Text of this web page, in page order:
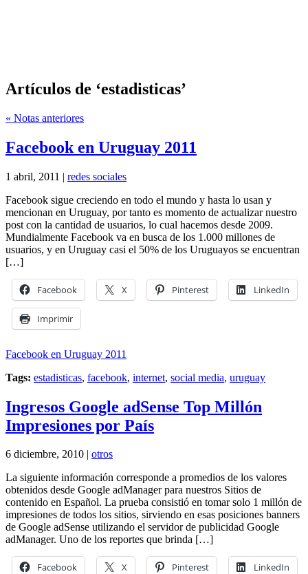
Artículos de ‘estadisticas’
« Notas anteriores
Facebook en Uruguay 2011
1 abril, 2011 | redes sociales
Facebook sigue creciendo en todo el mundo y hasta lo usan y
mencionan en Uruguay, por tanto es momento de actualizar nuestro
post con la cantidad de usuarios, lo cual hacemos desde 2009.
Mundialmente Facebook va en busca de los 1.000 millones de
usuarios, y en Uruguay casi el 50% de los Uruguayos se encuentran
[…]
Facebook X Pinterest LinkedIn
Imprimir
Facebook en Uruguay 2011
Tags: estadisticas, facebook, internet, social media, uruguay
Ingresos Google adSense Top Millón
Impresiones por País
6 diciembre, 2010 | otros
La siguiente información corresponde a promedios de los valores
obtenidos desde Google adManager para nuestros Sitios de
contenido en Español. La prueba consistió en tomar solo 1 millón de
impresiones de todos los sitios, sirviendo en esas posiciones banners
de Google adSense utilizando el servidor de publicidad Google
adManager. Uno de los reportes que brinda […]
Facebook X Pinterest LinkedIn